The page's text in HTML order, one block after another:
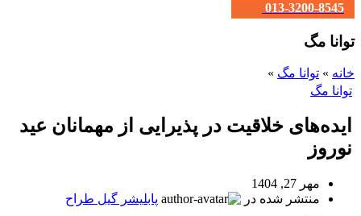
013-3200-8545
توانا مگ
خانه » توانا مگ »
توانا مگ
ایده‌های خلاقیت در پذیرایی از مهمانان عید
نوروز
مهر 27, 1404
منتشر شده در
پابلیشر گیل طراح